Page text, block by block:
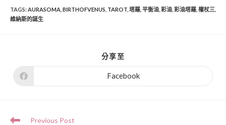
TAGS:AURASOMA BIRTHOFVENUS TAROT 塔羅 平衡油 彩油 彩油塔羅 權杖三
維納斯的誕生
分享至
Facebook
Previous Post